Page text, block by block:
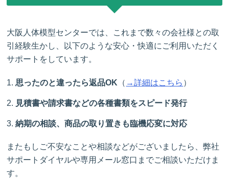
大阪人体模型センターでは、これまで数々の会社様との取
引経験生かし、以下のような安心・快適にご利用いただく
サポートをしています。
思ったのと違ったら返品OK （ →詳細はこちら ）
見積書や請求書などの各種書類をスピード発行
納期の相談、商品の取り置きも臨機応変に対応
またもしご不安なことや相談などがございましたら、弊社
サポートダイヤルや専用メール窓口までご相談いただけま
す。